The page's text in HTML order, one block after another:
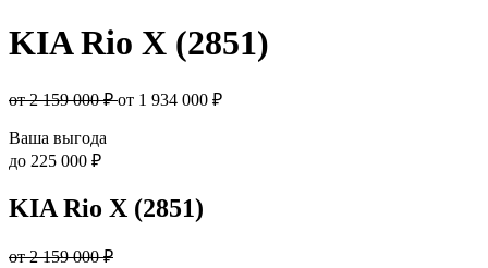
KIA Rio X (2851)
от 2 159 000 ₽от 1 934 000 ₽
Ваша выгода
до 225 000 ₽
KIA Rio X (2851)
от 2 159 000 ₽